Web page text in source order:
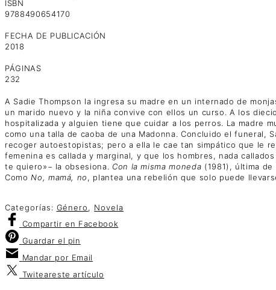
ISBN
9788490654170
FECHA DE PUBLICACIÓN
2018
PÁGINAS
232
A Sadie Thompson la ingresa su madre en un internado de
un marido nuevo y la niña convive con ellos un curso. A los
hospitalizada y alguien tiene que cuidar a los perros. La madre
como una talla de caoba de una Madonna. Concluido el
recoger autoestopistas; pero a ella le cae tan simpático que le
femenina es callada y marginal, y que los hombres, nada
te quiero»− la obsesiona. Con la misma moneda (1981), última
ComoNo, mamá, no, plantea una rebelión que solo puede
Categorías: Género, Novela
Compartir en Facebook
Guardar el pin
Mandar por Email
Twiteareste artículo